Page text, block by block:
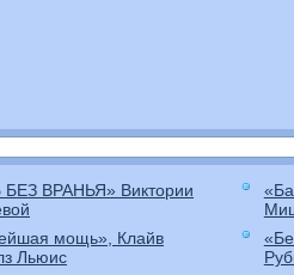
ВРАНЬЯ» Виктории
мощь», Клайв
Льюис